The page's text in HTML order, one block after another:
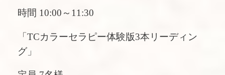
時間 10:00～11:30
「TCカラーセラピー体験版3本リーディン
グ」